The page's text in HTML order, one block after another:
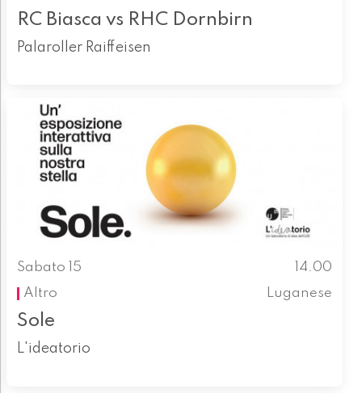
RC Biasca vs RHC Dornbirn
Palaroller Raiffeisen
Sabato 15
14.00
Altro
Luganese
Sole
L'ideatorio